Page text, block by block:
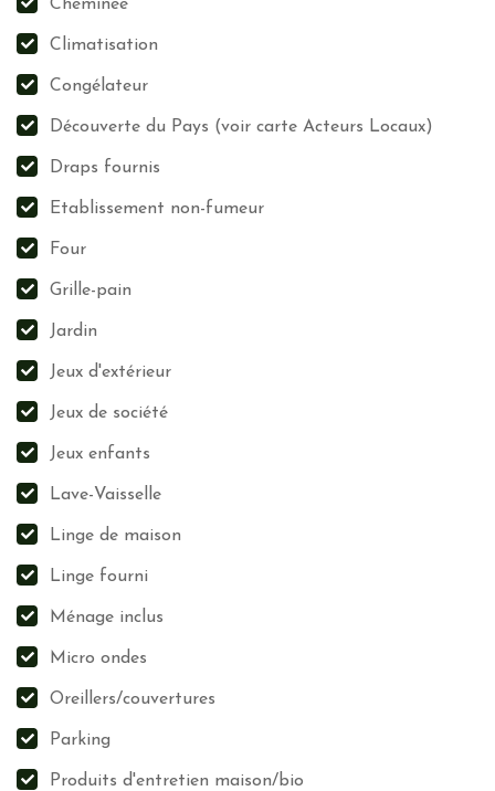
Cheminée
Climatisation
Congélateur
Découverte du Pays (voir carte Acteurs Locaux)
Draps fournis
Etablissement non-fumeur
Four
Grille-pain
Jardin
Jeux d'extérieur
Jeux de société
Jeux enfants
Lave-Vaisselle
Linge de maison
Linge fourni
Ménage inclus
Micro ondes
Oreillers/couvertures
Parking
Produits d'entretien maison/bio